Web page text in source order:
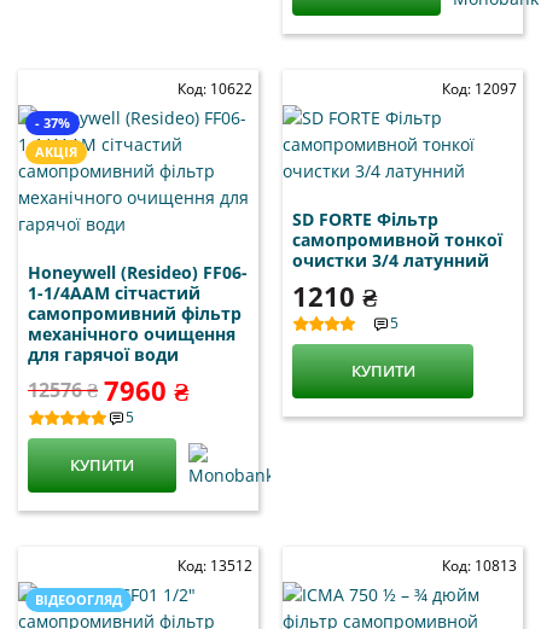
Код: 10622
Honeywell (Resideo) FF06-
1-1/4AAM сітчастий
самопромивний фільтр
механічного очищення
для гарячої води
12576 ₴ 7960 ₴
5
КУПИТИ
- 37%
АКЦІЯ
Код: 12097
SD FORTE Фільтр
самопромивной тонкої
очистки 3/4 латунний
1210 ₴
5
КУПИТИ
Код: 13512
ВІДЕООГЛЯД
Код: 10813